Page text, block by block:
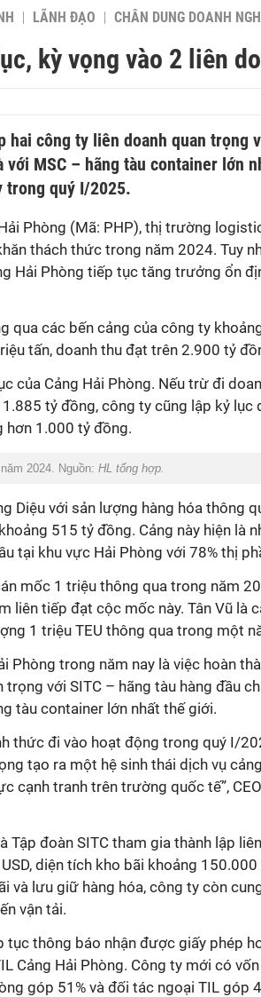
LÃNH ĐẠO CHÂN DUNG DOANH
kỳ vọng vào 2 liên
hai công ty liên doanh quan trọng
với MSC – hãng tàu container lớn
trong quý I/2025.
Phòng (Mã: PHP), thị trường
thách thức trong năm 2024. Tuy
Hải Phòng tiếp tục tăng trưởng ổn
qua các bến cảng của công ty
tấn, doanh thu đạt trên 2.900 tỷ
của Cảng Hải Phòng. Nếu trừ đi
tỷ đồng, công ty cũng lập kỷ lục
hơn 1.000 tỷ đồng.
2024. Nguồn: HL tổng hợp.
Diệu với sản lượng hàng hóa thông
515 tỷ đồng. Cảng này hiện là
tại khu vực Hải Phòng với 78% thị
mốc 1 triệu thông qua trong năm
liên tiếp đạt cộc mốc này. Tân Vũ là
1 triệu TEU thông qua trong một
Phòng trong năm nay là việc hoàn
trọng với SITC – hãng tàu hàng đầu
tàu container lớn nhất thế giới.
thức đi vào hoạt động trong quý I/
tạo ra một hệ sinh thái dịch vụ
cạnh tranh trên trường quốc tế”,
Tập đoàn SITC tham gia thành lập
diện tích kho bãi khoảng 150.000
và lưu giữ hàng hóa, công ty còn
vận tải.
tục thông báo nhận được giấy phép
Cảng Hải Phòng. Công ty mới có
góp 51% và đối tác ngoại TIL góp